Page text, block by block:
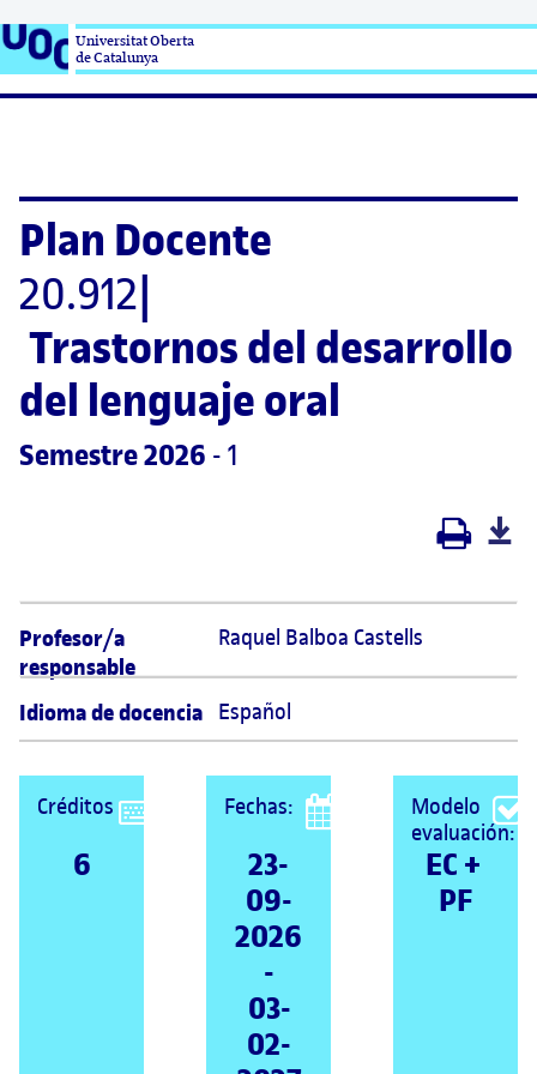
Universitat Oberta
de Catalunya
Plan Docente
20.912
Trastornos del desarrollo
del lenguaje oral
Semestre 2026 - 1
Profesor/a
responsable
Raquel Balboa Castells
Idioma de docencia Español
Créditos
6
Fechas:
23-
09-
2026
-
03-
02-
Modelo
evaluación:
EC +
PF